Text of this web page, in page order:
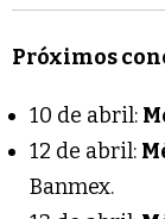
Próximos
10 de abril:
12 de abril:
Banmex.